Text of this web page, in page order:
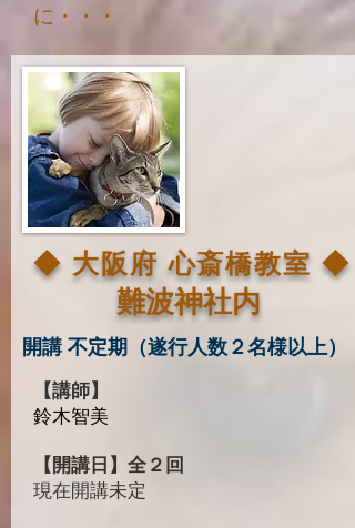
に・・・
​◆ 大阪府 心斎橋教室 ◆
​難波神社内
開講 不定期（遂行人数２名様以上）
【講師】
鈴木智美
【開講日】全２回
​現在開講未定